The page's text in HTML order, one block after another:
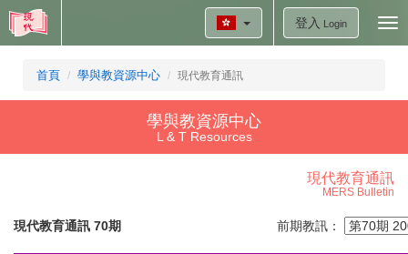
登入 Login
首頁 學與教資源中心 現代教育通訊
學與教資源中心
L & T Resources
現代教育通訊
MERS Bulletin
現代教育通訊 70期 前期教訊：